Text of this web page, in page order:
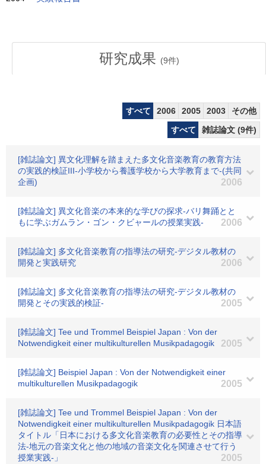
研究成果 (9件)
すべて 2006 2005 2003
その他
すべて
雑誌論文 (9件)
[雑誌論文] 異文化理解を踏まえた多文化音楽教育の教育方法
の実践的検証III-小学校から養護学校から大学教育まで-(共同
企画)
2006
[雑誌論文] 異文化音楽の本来的な学びの探求-バリ舞踊とと
もに学ぶガムラン・ゴン・クビャールの授業実践-
2006
[雑誌論文] 多文化音楽教育の指導法の研究-デジタル教材の
開発と実践研究
2006
[雑誌論文] 多文化音楽教育の指導法の研究-デジタル教材の
開発とその実践的検証-
2005
[雑誌論文] Tee und Trommel Beispiel Japan : Von der
Notwendigkeit einer multikulturellen Musikpadagogik
2005
[雑誌論文] Beispiel Japan : Von der Notwendigkeit einer
multikulturellen Musikpadagogik
2005
[雑誌論文] Tee und Trommel Beispiel Japan : Von der
Notwendigkeit einer multikulturellen Musikpadagogik 日本語
タイトル「日本における多文化音楽教育の必要性とその指導
法-地元の音楽文化と他の地域の音楽文化を関連させて行う
授業実践-」
2005